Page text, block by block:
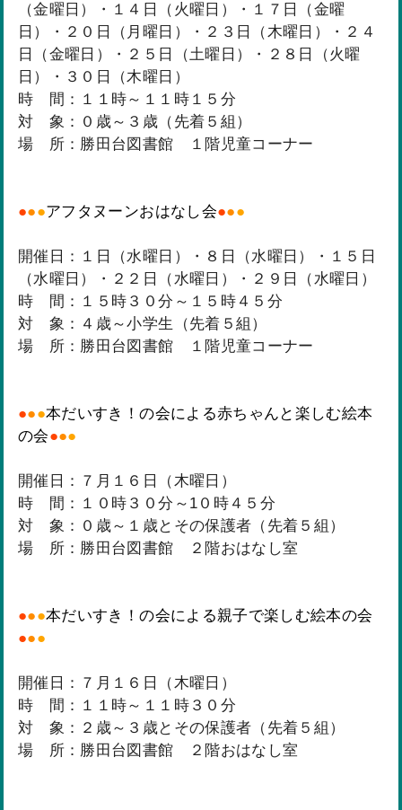
（金曜日）・１４日（火曜日）・１７日（金曜
日）・２０日（月曜日）・２３日（木曜日）・２４
日（金曜日）・２５日（土曜日）・２８日（火曜
日）・３０日（木曜日）
時 間：１１時～１１時１５分
対 象：０歳～３歳（先着５組）
場 所：勝田台図書館 １階児童コーナー
●●●アフタヌーンおはなし会●●●
開催日：１日（水曜日）・８日（水曜日）・１５日
（水曜日）・２２日（水曜日）・２９日（水曜日）
時 間：１５時３０分～１５時４５分
対 象：４歳～小学生（先着５組）
場 所：勝田台図書館 １階児童コーナー
●●●本だいすき！の会による赤ちゃんと楽しむ絵本
の会●●●
開催日：７月１６日（木曜日）
時 間：１０時３０分～1０時４５分
対 象：０歳～１歳とその保護者（先着５組）
場 所：勝田台図書館 ２階おはなし室
●●●本だいすき！の会による親子で楽しむ絵本の会
●●●
開催日：７月１６日（木曜日）
時 間：１１時～１１時３０分
対 象：２歳～３歳とその保護者（先着５組）
場 所：勝田台図書館 ２階おはなし室